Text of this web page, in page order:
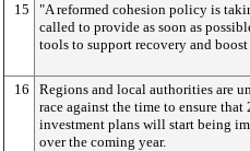
15
"A reformed cohesion policy is
called to provide as soon as
tools to support recovery and
16
Regions and local authorities are
race against the time to ensure that
investment plans will start being
over the coming year.